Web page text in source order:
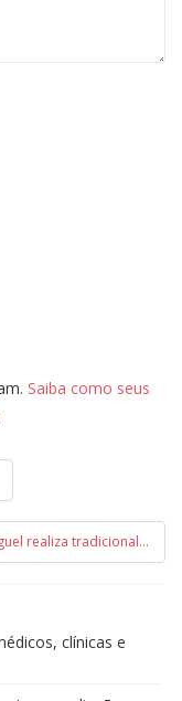
Saiba como seus
Unidos de Padre Miguel realiza tradicional feijoada no próximo domingo
clínicas e